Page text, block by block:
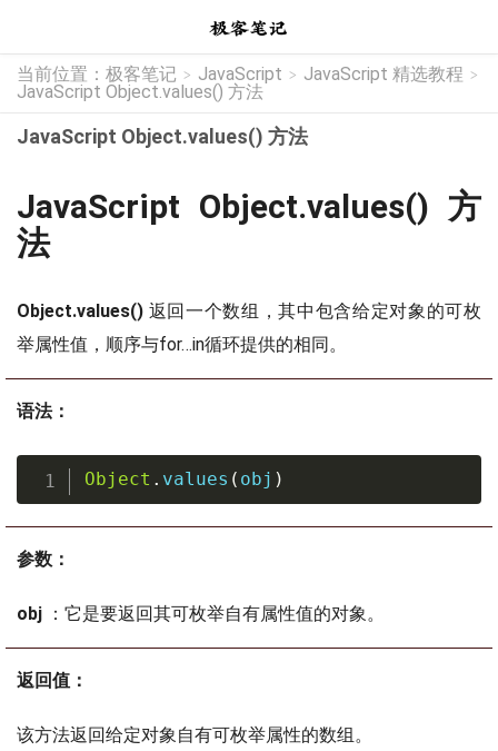
当前位置： 极客笔记 > JavaScript > JavaScript 精选教程 >
JavaScript Object.values() 方法
JavaScript Object.values() 方法
JavaScript Object.values() 方
法
Object.values() 返回一个数组，其中包含给定对象的可枚
举属性值，顺序与for…in循环提供的相同。
语法：
Object . values ( obj )
参数：
obj ：它是要返回其可枚举自有属性值的对象。
返回值：
该方法返回给定对象自有可枚举属性的数组。